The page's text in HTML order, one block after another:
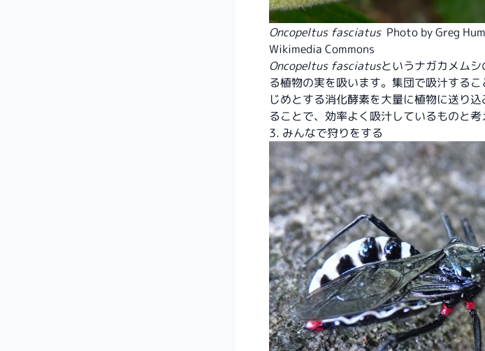
Oncopeltus fasciatus Photo by Greg
Wikimedia Commons
Oncopeltus fasciatusというナガカメム
る植物の実を吸います。集団で吸汁する
じめとする消化酵素を大量に植物に送り
ることで、効率よく吸汁しているものと考
3. みんなで狩りをする